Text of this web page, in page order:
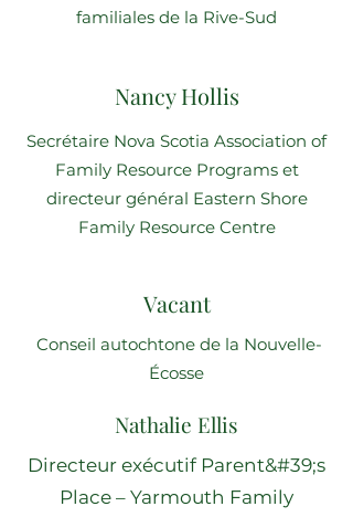
familiales de la Rive-Sud
Nancy Hollis
Secrétaire Nova Scotia Association of
Family Resource Programs et
directeur général Eastern Shore
Family Resource Centre
Vacant
Conseil autochtone de la Nouvelle-
Écosse
Nathalie Ellis
Directeur exécutif Parent&#39;s
Place – Yarmouth Family